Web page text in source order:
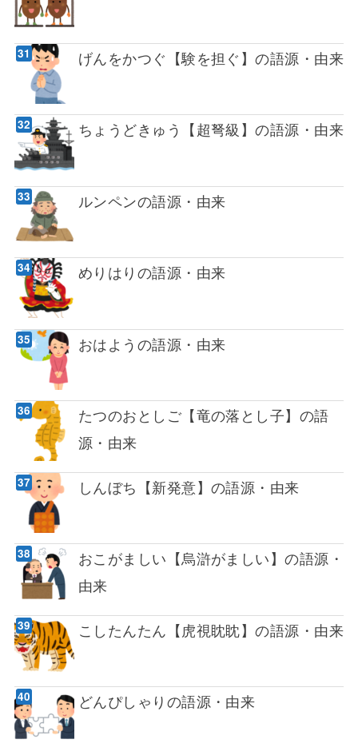
げんをかつぐ【験を担ぐ】の語源・由来
ちょうどきゅう【超弩級】の語源・由来
ルンペンの語源・由来
めりはりの語源・由来
おはようの語源・由来
たつのおとしご【竜の落とし子】の語
源・由来
しんぼち【新発意】の語源・由来
おこがましい【烏滸がましい】の語源・
由来
こしたんたん【虎視眈眈】の語源・由来
どんぴしゃりの語源・由来